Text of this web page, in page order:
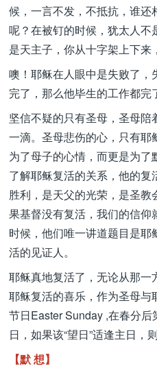
候，一言不发，不抵抗，谁还
呢？在被钉的时候，犹太人不
是天主子，你从十字架上下来
噢！耶稣在人眼中是失败了
完了，那么他毕生的工作都完
坚信不疑的只有圣母，圣母
一滴。圣母悲伤的心，只有
为了母子的心情，而更是为
了解耶稣复活的关系，他的
胜利，是天父的光荣，是圣教
果基督没有复活，我们的信仰
时候，他们唯一讲道题目是
活的见证人。
耶稣真地复活了，无论从那
耶稣复活的喜乐，作为圣母与
节日Easter Sunday ,在春分后
日，如果该“望日”适逢主日，
【默 想】